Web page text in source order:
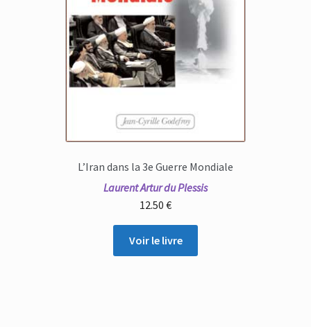
L’Iran dans la 3e Guerre Mondiale
Laurent Artur du Plessis
12.50 €
Voir le livre